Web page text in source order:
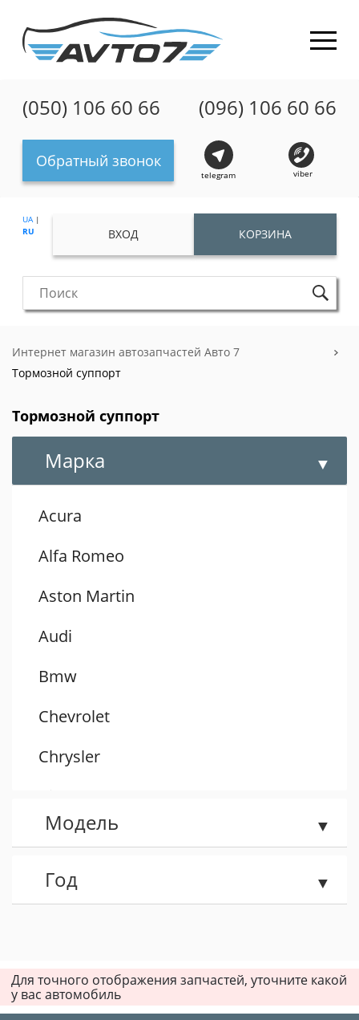
(050) 106 60 66 (096) 106 60 66
Обратный звонок
telegram viber
UA|
RU
ВХОД КОРЗИНА
Интернет магазин автозапчастей Авто 7
Тормозной суппорт
Тормозной суппорт
Марка
Acura
Alfa Romeo
Aston Martin
Audi
Bmw
Chevrolet
Chrysler
Dacia
Daewoo
Ford
Модель
Год
Для точного отображения запчастей, уточните какой
у вас автомобиль